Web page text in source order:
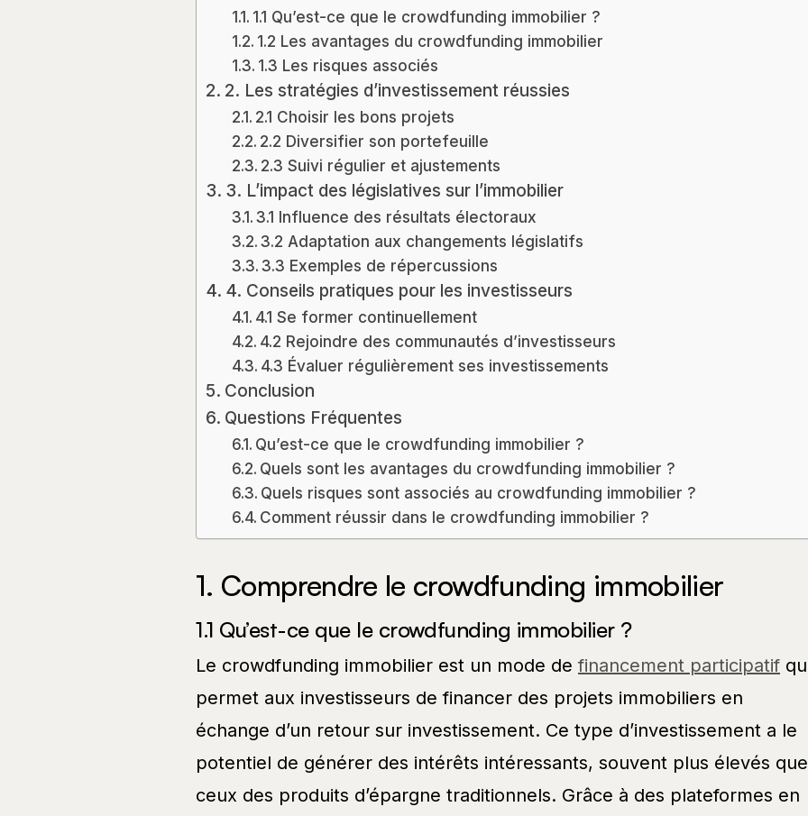
1.1 Qu’est-ce que le crowdfunding immobilier ?
1.2 Les avantages du crowdfunding immobilier
1.3 Les risques associés
2. Les stratégies d’investissement réussies
2.1 Choisir les bons projets
2.2 Diversifier son portefeuille
2.3 Suivi régulier et ajustements
3. L’impact des législatives sur l’immobilier
3.1 Influence des résultats électoraux
3.2 Adaptation aux changements législatifs
3.3 Exemples de répercussions
4. Conseils pratiques pour les investisseurs
4.1 Se former continuellement
4.2 Rejoindre des communautés d’investisseurs
4.3 Évaluer régulièrement ses investissements
Conclusion
Questions Fréquentes
Qu’est-ce que le crowdfunding immobilier ?
Quels sont les avantages du crowdfunding immobilier ?
Quels risques sont associés au crowdfunding immobilier ?
Comment réussir dans le crowdfunding immobilier ?
1. Comprendre le crowdfunding immobilier
1.1 Qu’est-ce que le crowdfunding immobilier ?
Le crowdfunding immobilier est un mode definancement participatif
permet aux investisseurs de financer des projets immobiliers en
échange d’un retour sur investissement. Ce type d’investissement a le
potentiel de générer des intérêts intéressants, souvent plus élevés que
ceux des produits d’épargne traditionnels. Grâce à des plateformes en